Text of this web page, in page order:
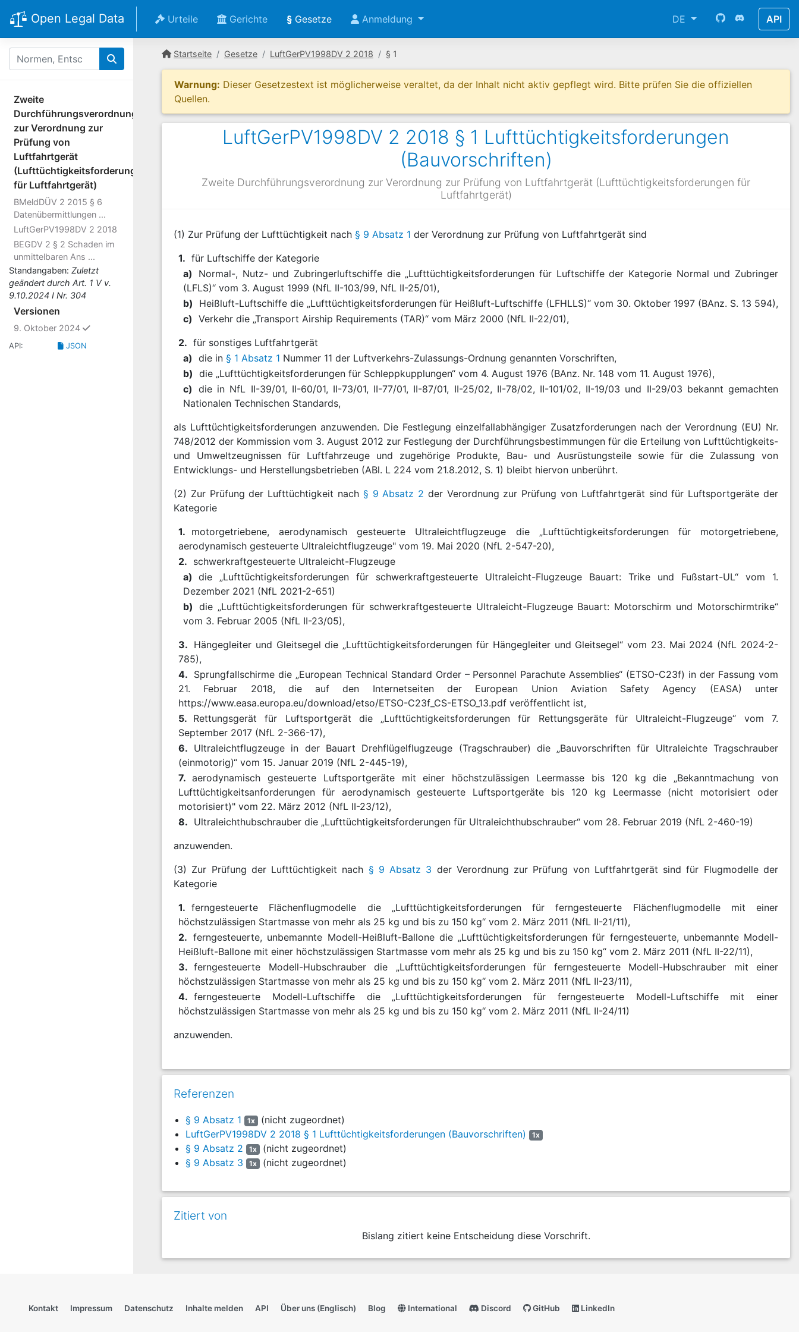
Open Legal Data Urteile Gerichte § Gesetze Anmeldung DE API
Zweite
Durchführungsverordnung
zur Verordnung zur
Prüfung von
Luftfahrtgerät
(Lufttüchtigkeitsforderungen
für Luftfahrtgerät)
BMeldDÜV 2 2015 § 6
Datenübermittlungen ...
LuftGerPV1998DV 2 2018
BEGDV 2 § 2 Schaden im
unmittelbaren Ans ...
Standangaben: Zuletzt
geändert durch Art. 1 V v.
9.10.2024 I Nr. 304
Versionen
9. Oktober 2024 ausgewählt
API: JSON
Startseite Gesetze LuftGerPV1998DV 2 2018 § 1
Warnung: Dieser Gesetzestext ist möglicherweise veraltet, da der Inhalt nicht aktiv gepflegt wird. Bitte prüfen Sie die offiziellen
Quellen.
LuftGerPV1998DV 2 2018 § 1 Lufttüchtigkeitsforderungen
(Bauvorschriften)
Zweite Durchführungsverordnung zur Verordnung zur Prüfung von Luftfahrtgerät (Lufttüchtigkeitsforderungen für
Luftfahrtgerät)
(1) Zur Prüfung der Lufttüchtigkeit nach § 9 Absatz 1 der Verordnung zur Prüfung von Luftfahrtgerät sind
1. für Luftschiffe der Kategorie
a)
Normal-, Nutz- und Zubringerluftschiffe die „Lufttüchtigkeitsforderungen für Luftschiffe der Kategorie Normal und Zubringer
(LFLS)“ vom 3. August 1999 (NfL II-103/99, NfL II-25/01),
b)
Heißluft-Luftschiffe die „Lufttüchtigkeitsforderungen für Heißluft-Luftschiffe (LFHLLS)“ vom 30. Oktober 1997 (BAnz. S. 13 594),
c) Verkehr die „Transport Airship Requirements (TAR)“ vom März 2000 (NfL II-22/01),
2. für sonstiges Luftfahrtgerät
a) die in § 1 Absatz 1 Nummer 11 der Luftverkehrs-Zulassungs-Ordnung genannten Vorschriften,
b) die „Lufttüchtigkeitsforderungen für Schleppkupplungen“ vom 4. August 1976 (BAnz. Nr. 148 vom 11. August 1976),
c) die in NfL II-39/01, II-60/01, II-73/01, II-77/01, II-87/01, II-25/02, II-78/02, II-101/02, II-19/03 und II-29/03 bekannt gemachten
Nationalen Technischen Standards,
als Lufttüchtigkeitsforderungen anzuwenden. Die Festlegung einzelfallabhängiger Zusatzforderungen nach der Verordnung (EU) Nr.
748/2012 der Kommission vom 3. August 2012 zur Festlegung der Durchführungsbestimmungen für die Erteilung von Lufttüchtigkeits-
und Umweltzeugnissen für Luftfahrzeuge und zugehörige Produkte, Bau- und Ausrüstungsteile sowie für die Zulassung von
Entwicklungs- und Herstellungsbetrieben (ABl. L 224 vom 21.8.2012, S. 1) bleibt hiervon unberührt.
(2) Zur Prüfung der Lufttüchtigkeit nach § 9 Absatz 2 der Verordnung zur Prüfung von Luftfahrtgerät sind für Luftsportgeräte der
Kategorie
1. motorgetriebene, aerodynamisch gesteuerte Ultraleichtflugzeuge die „Lufttüchtigkeitsforderungen für motorgetriebene,
aerodynamisch gesteuerte Ultraleichtflugzeuge" vom 19. Mai 2020 (NfL 2-547-20),
2. schwerkraftgesteuerte Ultraleicht-Flugzeuge
a) die „Lufttüchtigkeitsforderungen für schwerkraftgesteuerte Ultraleicht-Flugzeuge Bauart: Trike und Fußstart-UL“ vom 1.
Dezember 2021 (NfL 2021-2-651)
b) die „Lufttüchtigkeitsforderungen für schwerkraftgesteuerte Ultraleicht-Flugzeuge Bauart: Motorschirm und Motorschirmtrike“
vom 3. Februar 2005 (NfL II-23/05),
3. Hängegleiter und Gleitsegel die „Lufttüchtigkeitsforderungen für Hängegleiter und Gleitsegel“ vom 23. Mai 2024 (NfL 2024-2-
785),
4. Sprungfallschirme die „European Technical Standard Order – Personnel Parachute Assemblies“ (ETSO-C23f) in der Fassung vom
21. Februar 2018, die auf den Internetseiten der European Union Aviation Safety Agency (EASA) unter
https://www.easa.europa.eu/download/etso/ETSO-C23f_CS-ETSO_13.pdf veröffentlicht ist,
5. Rettungsgerät für Luftsportgerät die „Lufttüchtigkeitsforderungen für Rettungsgeräte für Ultraleicht-Flugzeuge“ vom 7.
September 2017 (NfL 2-366-17),
6. Ultraleichtflugzeuge in der Bauart Drehflügelflugzeuge (Tragschrauber) die „Bauvorschriften für Ultraleichte Tragschrauber
(einmotorig)“ vom 15. Januar 2019 (NfL 2-445-19),
7. aerodynamisch gesteuerte Luftsportgeräte mit einer höchstzulässigen Leermasse bis 120 kg die „Bekanntmachung von
Lufttüchtigkeitsanforderungen für aerodynamisch gesteuerte Luftsportgeräte bis 120 kg Leermasse (nicht motorisiert oder
motorisiert)" vom 22. März 2012 (NfL II-23/12),
8. Ultraleichthubschrauber die „Lufttüchtigkeitsforderungen für Ultraleichthubschrauber“ vom 28. Februar 2019 (NfL 2-460-19)
anzuwenden.
(3) Zur Prüfung der Lufttüchtigkeit nach § 9 Absatz 3 der Verordnung zur Prüfung von Luftfahrtgerät sind für Flugmodelle der
Kategorie
1. ferngesteuerte Flächenflugmodelle die „Lufttüchtigkeitsforderungen für ferngesteuerte Flächenflugmodelle mit einer
höchstzulässigen Startmasse von mehr als 25 kg und bis zu 150 kg“ vom 2. März 2011 (NfL II-21/11),
2. ferngesteuerte, unbemannte Modell-Heißluft-Ballone die „Lufttüchtigkeitsforderungen für ferngesteuerte, unbemannte Modell-
Heißluft-Ballone mit einer höchstzulässigen Startmasse vom mehr als 25 kg und bis zu 150 kg“ vom 2. März 2011 (NfL II-22/11),
3. ferngesteuerte Modell-Hubschrauber die „Lufttüchtigkeitsforderungen für ferngesteuerte Modell-Hubschrauber mit einer
höchstzulässigen Startmasse von mehr als 25 kg und bis zu 150 kg“ vom 2. März 2011 (NfL II-23/11),
4. ferngesteuerte Modell-Luftschiffe die „Lufttüchtigkeitsforderungen für ferngesteuerte Modell-Luftschiffe mit einer
höchstzulässigen Startmasse von mehr als 25 kg und bis zu 150 kg“ vom 2. März 2011 (NfL II-24/11)
anzuwenden.
Referenzen
§ 9 Absatz 1 1x (nicht zugeordnet)
LuftGerPV1998DV 2 2018 § 1 Lufttüchtigkeitsforderungen (Bauvorschriften)
1x
§ 9 Absatz 2 1x (nicht zugeordnet)
§ 9 Absatz 3
1x (nicht zugeordnet)
Zitiert von
Bislang zitiert keine Entscheidung diese Vorschrift.
Kontakt Impressum Datenschutz Inhalte melden API Über uns (Englisch) Blog International Discord GitHub LinkedIn